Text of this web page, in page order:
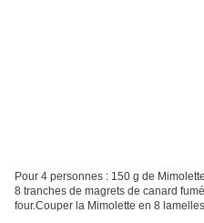
Pour 4 personnes : 150 g de
8 tranches de magrets de canard
four.Couper la Mimolette en 8